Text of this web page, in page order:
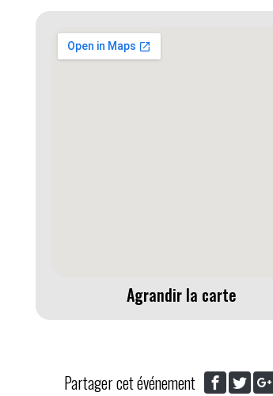
Agrandir la carte
Partager cet événement